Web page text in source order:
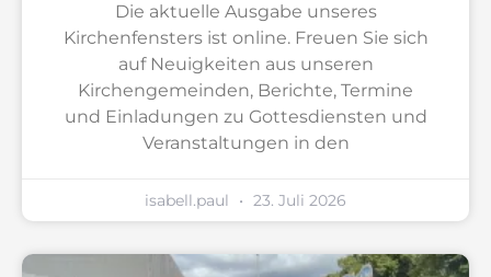
Die aktuelle Ausgabe unseres
Kirchenfensters ist online. Freuen Sie sich
auf Neuigkeiten aus unseren
Kirchengemeinden, Berichte, Termine
und Einladungen zu Gottesdiensten und
Veranstaltungen in den
isabell.paul 23. Juli 2026